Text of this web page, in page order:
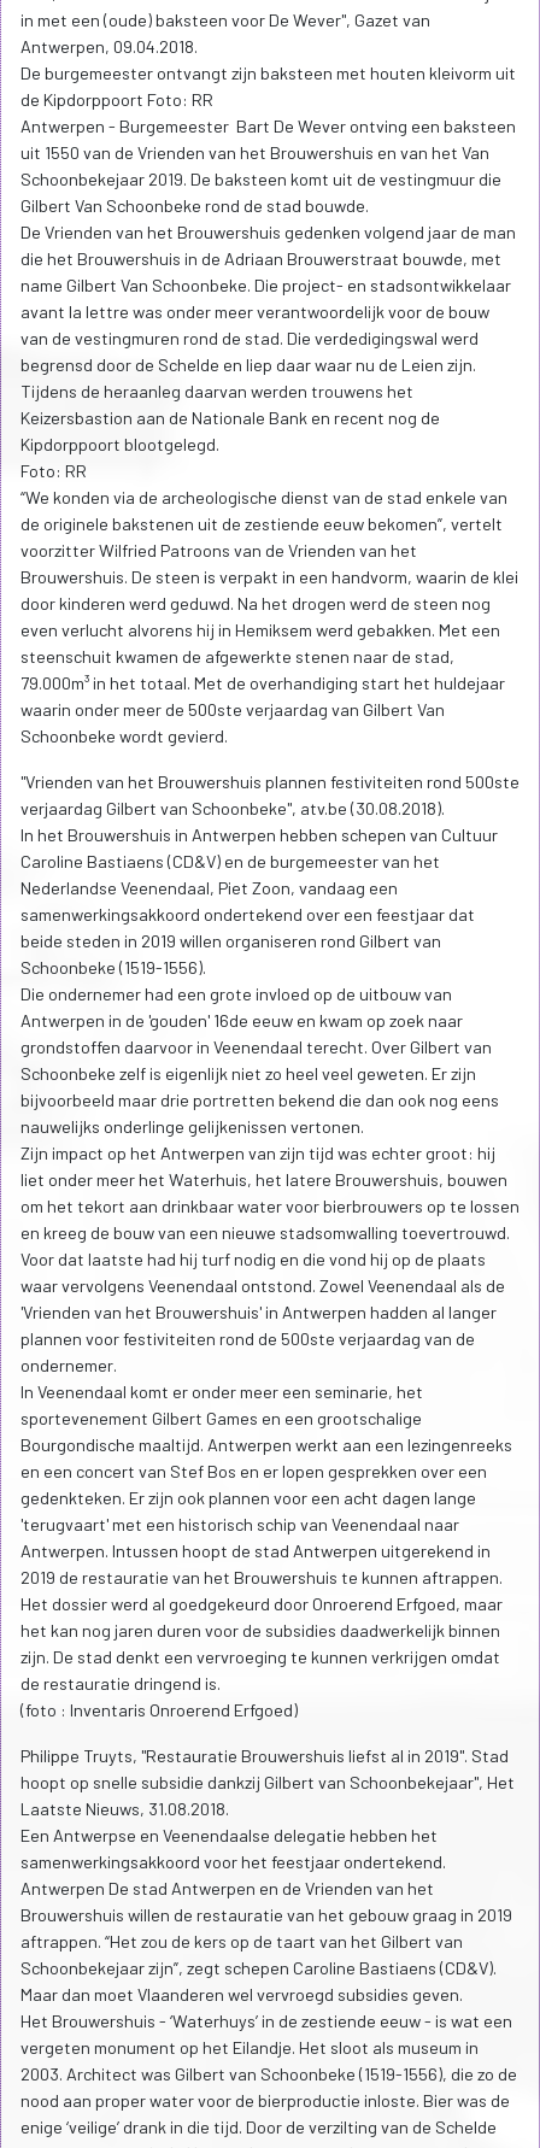
in met een (oude) baksteen voor De Wever", Gazet van
Antwerpen, 09.04.2018.
De burgemeester ontvangt zijn baksteen met houten kleivorm uit
de Kipdorppoort Foto: RR
Antwerpen - Burgemeester Bart De Wever ontving een baksteen
uit 1550 van de Vrienden van het Brouwershuis en van het Van
Schoonbekejaar 2019. De baksteen komt uit de vestingmuur die
Gilbert Van Schoonbeke rond de stad bouwde.
De Vrienden van het Brouwershuis gedenken volgend jaar de man
die het Brouwershuis in de Adriaan Brouwerstraat bouwde, met
name Gilbert Van Schoonbeke. Die project- en stadsontwikkelaar
avant la lettre was onder meer verantwoordelijk voor de bouw
van de vestingmuren rond de stad. Die verdedigingswal werd
begrensd door de Schelde en liep daar waar nu de Leien zijn.
Tijdens de heraanleg daarvan werden trouwens het
Keizersbastion aan de Nationale Bank en recent nog de
Kipdorppoort blootgelegd.
Foto: RR
“We konden via de archeologische dienst van de stad enkele van
de originele bakstenen uit de zestiende eeuw bekomen”, vertelt
voorzitter Wilfried Patroons van de Vrienden van het
Brouwershuis. De steen is verpakt in een handvorm, waarin de klei
door kinderen werd geduwd. Na het drogen werd de steen nog
even verlucht alvorens hij in Hemiksem werd gebakken. Met een
steenschuit kwamen de afgewerkte stenen naar de stad,
79.000m³ in het totaal. Met de overhandiging start het huldejaar
waarin onder meer de 500ste verjaardag van Gilbert Van
Schoonbeke wordt gevierd.
"Vrienden van het Brouwershuis plannen festiviteiten rond 500ste
verjaardag Gilbert van Schoonbeke", atv.be (30.08.2018).
In het Brouwershuis in Antwerpen hebben schepen van Cultuur
Caroline Bastiaens (CD&V) en de burgemeester van het
Nederlandse Veenendaal, Piet Zoon, vandaag een
samenwerkingsakkoord ondertekend over een feestjaar dat
beide steden in 2019 willen organiseren rond Gilbert van
Schoonbeke (1519-1556).
Die ondernemer had een grote invloed op de uitbouw van
Antwerpen in de 'gouden' 16de eeuw en kwam op zoek naar
grondstoffen daarvoor in Veenendaal terecht. Over Gilbert van
Schoonbeke zelf is eigenlijk niet zo heel veel geweten. Er zijn
bijvoorbeeld maar drie portretten bekend die dan ook nog eens
nauwelijks onderlinge gelijkenissen vertonen.
Zijn impact op het Antwerpen van zijn tijd was echter groot: hij
liet onder meer het Waterhuis, het latere Brouwershuis, bouwen
om het tekort aan drinkbaar water voor bierbrouwers op te lossen
en kreeg de bouw van een nieuwe stadsomwalling toevertrouwd.
Voor dat laatste had hij turf nodig en die vond hij op de plaats
waar vervolgens Veenendaal ontstond. Zowel Veenendaal als de
'Vrienden van het Brouwershuis' in Antwerpen hadden al langer
plannen voor festiviteiten rond de 500ste verjaardag van de
ondernemer.
In Veenendaal komt er onder meer een seminarie, het
sportevenement Gilbert Games en een grootschalige
Bourgondische maaltijd. Antwerpen werkt aan een lezingenreeks
en een concert van Stef Bos en er lopen gesprekken over een
gedenkteken. Er zijn ook plannen voor een acht dagen lange
'terugvaart' met een historisch schip van Veenendaal naar
Antwerpen. Intussen hoopt de stad Antwerpen uitgerekend in
2019 de restauratie van het Brouwershuis te kunnen aftrappen.
Het dossier werd al goedgekeurd door Onroerend Erfgoed, maar
het kan nog jaren duren voor de subsidies daadwerkelijk binnen
zijn. De stad denkt een vervroeging te kunnen verkrijgen omdat
de restauratie dringend is.
(foto : Inventaris Onroerend Erfgoed)
Philippe Truyts, "Restauratie Brouwershuis liefst al in 2019". Stad
hoopt op snelle subsidie dankzij Gilbert van Schoonbekejaar", Het
Laatste Nieuws, 31.08.2018.
Een Antwerpse en Veenendaalse delegatie hebben het
samenwerkingsakkoord voor het feestjaar ondertekend.
Antwerpen De stad Antwerpen en de Vrienden van het
Brouwershuis willen de restauratie van het gebouw graag in 2019
aftrappen. “Het zou de kers op de taart van het Gilbert van
Schoonbekejaar zijn”, zegt schepen Caroline Bastiaens (CD&V).
Maar dan moet Vlaanderen wel vervroegd subsidies geven.
Het Brouwershuis - ‘Waterhuys’ in de zestiende eeuw - is wat een
vergeten monument op het Eilandje. Het sloot als museum in
2003. Architect was Gilbert van Schoonbeke (1519-1556), die zo de
nood aan proper water voor de bierproductie inloste. Bier was de
enige ‘veilige’ drank in die tijd. Door de verzilting van de Schelde